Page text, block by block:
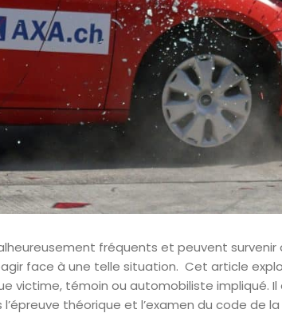
fréquents et peuvent survenir
face à une telle situation. Cet article
victime, témoin ou automobiliste impliqué.
théorique et l’examen du code de